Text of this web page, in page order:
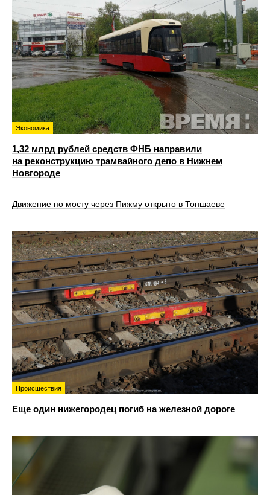
Экономика
1,32 млрд рублей средств ФНБ направили
на реконструкцию трамвайного депо в Нижнем
Новгороде
Движение по мосту через Пижму открыто в Тоншаеве
Происшествия
Еще один нижегородец погиб на железной дороге